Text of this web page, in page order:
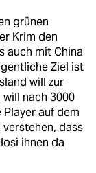
grünen
Krim den
auch mit China
Ziel ist
will zur
nach 3000
auf dem
verstehen, dass
ihnen da